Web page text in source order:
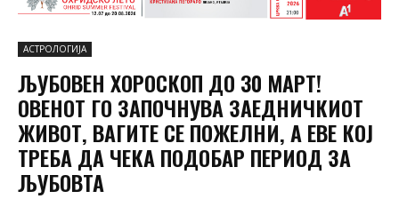
АСТРОЛОГИЈА
ЉУБОВЕН ХОРОСКОП ДО 30 МАРТ!
ОВЕНОТ ГО ЗАПОЧНУВА ЗАЕДНИЧКИОТ
ЖИВОТ, ВАГИТЕ СЕ ПОЖЕЛНИ, А ЕВЕ КОЈ
ТРЕБА ДА ЧЕКА ПОДОБАР ПЕРИОД ЗА
ЉУБОВТА